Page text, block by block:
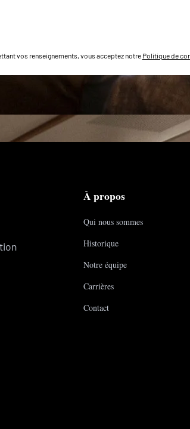
vos renseignements, vous acceptez notre Politique de
À propos
Qui nous sommes
Historique
Notre équipe
Carrières
Contact